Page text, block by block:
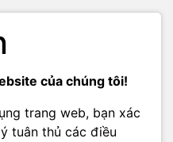
của chúng tôi!
trang web, bạn xác
tuân thủ các điều